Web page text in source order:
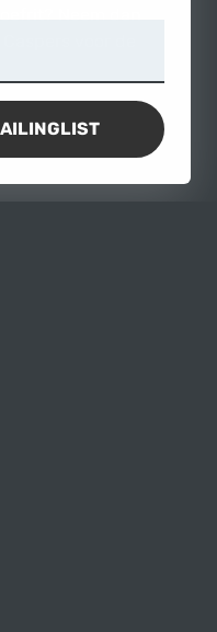
voor de